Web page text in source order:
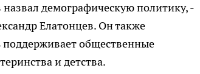
демографическую политику, -
Елатонцев. Он также
поддерживает общественные
и детства.